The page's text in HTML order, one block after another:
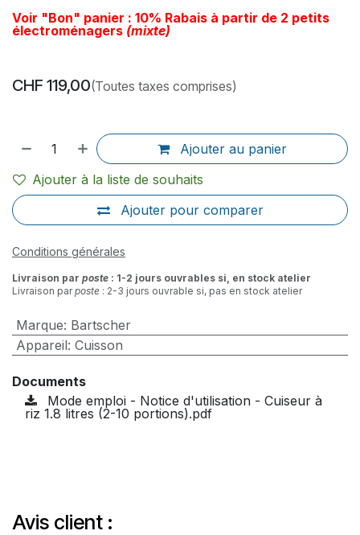
Voir "Bon" panier : 10% Rabais à partir de 2 petits
électroménagers (mixte)
CHF 119,00(Toutes taxes comprises)
Ajouter au panier
Ajouter pour comparer
Ajouter à la liste de souhaits
Conditions générales
Livraison par poste : 1-2 jours ouvrables si, en stock atelier
Livraison parposte : 2-3 jours ouvrable si, pas en stock atelier
Marque: Bartscher
Appareil: Cuisson
Documents
Mode emploi - Notice d'utilisation - Cuiseur à
riz 1.8 litres (2-10 portions).pdf
Avis client :